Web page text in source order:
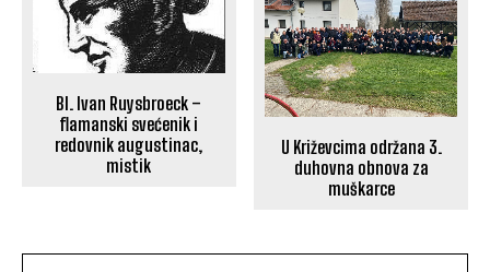
Bl. Ivan Ruysbroeck –
flamanski svećenik i
redovnik augustinac,
mistik
U Križevcima održana 3.
duhovna obnova za
muškarce